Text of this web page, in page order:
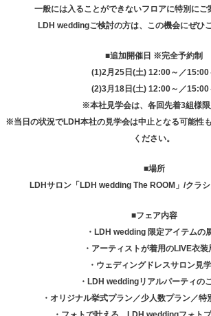
一般には入ることができないフロアに特別にご
LDH weddingご検討の方は、この機会にぜひ
■追加開催日 ※完全予約制
(1)2月25日(土) 12:00～／15:00
(2)3月18日(土) 12:00～／15:00
※本社見学会は、各回先着3組様限
※当日の状況でLDH本社の見学会は中止となる可能性
ください。
■場所
LDHサロン「LDH wedding The ROOM」/クラ
■フェア内容
・LDH wedding 限定アイテムの
・アーティストが着用のLIVE衣装
・ウェディングドレスサロン見
・LDH weddingリアルパーティの
・オリジナル挙式プラン／少人数プラン／特